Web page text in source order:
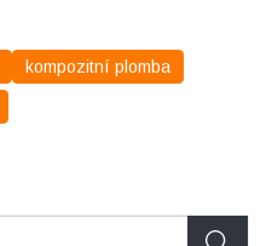
kompozitní plomba